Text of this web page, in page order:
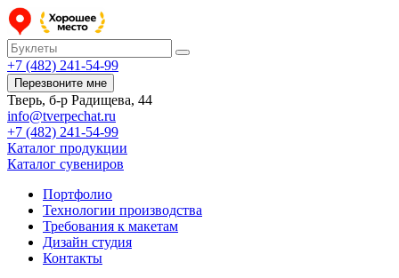
+7 (482) 241-54-99
Перезвоните мне
Тверь, б-р Радищева, 44
info@tverpechat.ru
+7 (482) 241-54-99
Каталог продукции
Каталог сувениров
Портфолио
Технологии производства
Требования к макетам
Дизайн студия
Контакты